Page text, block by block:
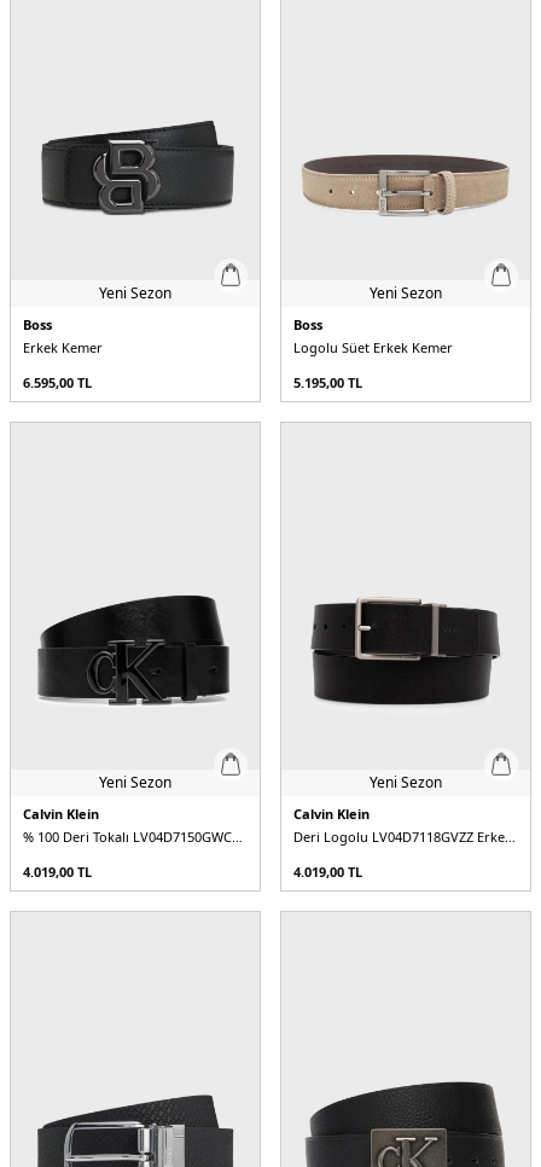
Yeni Sezon
Boss
Erkek Kemer
6.595,00 TL
Yeni Sezon
Boss
Logolu Süet Erkek Kemer
5.195,00 TL
Yeni Sezon
Calvin Klein
% 100 Deri Tokalı LV04D7150GWCA Erkek Kemer
4.019,00 TL
Yeni Sezon
Calvin Klein
Deri Logolu LV04D7118GVZZ Erkek Kemer
4.019,00 TL